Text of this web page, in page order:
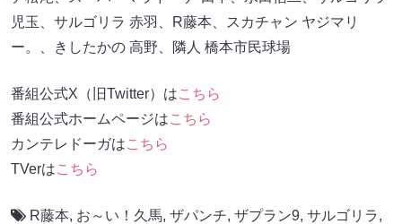
児玉、サルゴリラ 赤羽、R藤本、スカチャン ヤジマリ
ー。、きしたかの 高野、隣人 橋本市民球場
番組公式X（旧Twitter）はこちら
番組公式ホームページはこちら
カンテレドーガはこちら
TVerはこちら
R藤本, お～い！久馬, ザパンチ, ザプラン9, サルゴリラ,